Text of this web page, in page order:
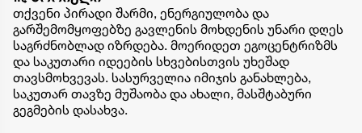
თქვენი პირადი შარმი, ენერგიულობა და
გარშემომყოფებზე გავლენის მოხდენის უნარი დღეს
საგრძნობლად იზრდება. მოერიდეთ ეგოცენტრიზმს
და საკუთარი იდეების სხვებისთვის უხეშად
თავსმოხვევას. სასურველია იმიჯის განახლება,
საკუთარ თავზე მუშაობა და ახალი, მასშტაბური
გეგმების დასახვა.